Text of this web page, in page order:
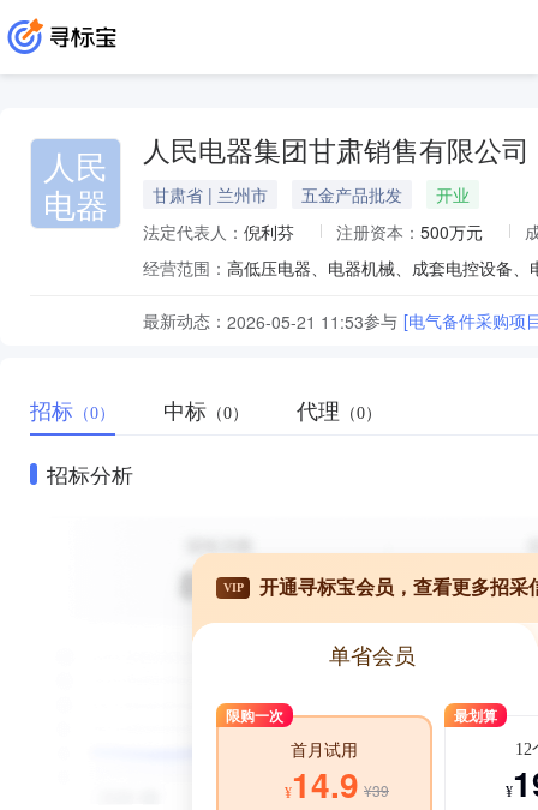
人民
电器
人民电器集团甘肃销售有限公司
甘肃省 | 兰州市 五金产品批发
开业
法定代表人： 倪利芬 注册资本： 500万元
经营范围：
最新动态： 2026-05-21 11:53参与 [电气备件采购项
招标 （0） 中标 （0） 代理 （0）
招标分析
VIP 开通寻标宝会员，查看更多招采
单省会员
限购一次
首月试用
¥14.9 ¥39
最划算
12
¥